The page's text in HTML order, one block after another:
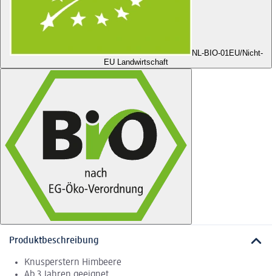
NL-BIO-01 EU/Nicht-
EU Landwirtschaft
Produktbeschreibung
Knusperstern Himbeere